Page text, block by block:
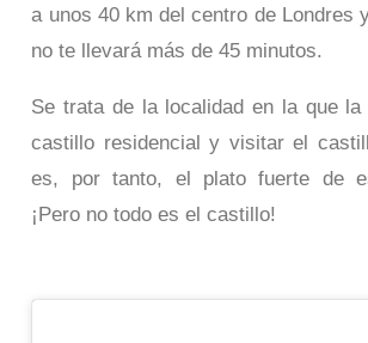
a unos 40 km del centro de Londres
no te llevará más de 45 minutos.
Se trata de la localidad en la que
castillo residencial y visitar el
es, por tanto, el plato fuerte de
¡Pero no todo es el castillo!